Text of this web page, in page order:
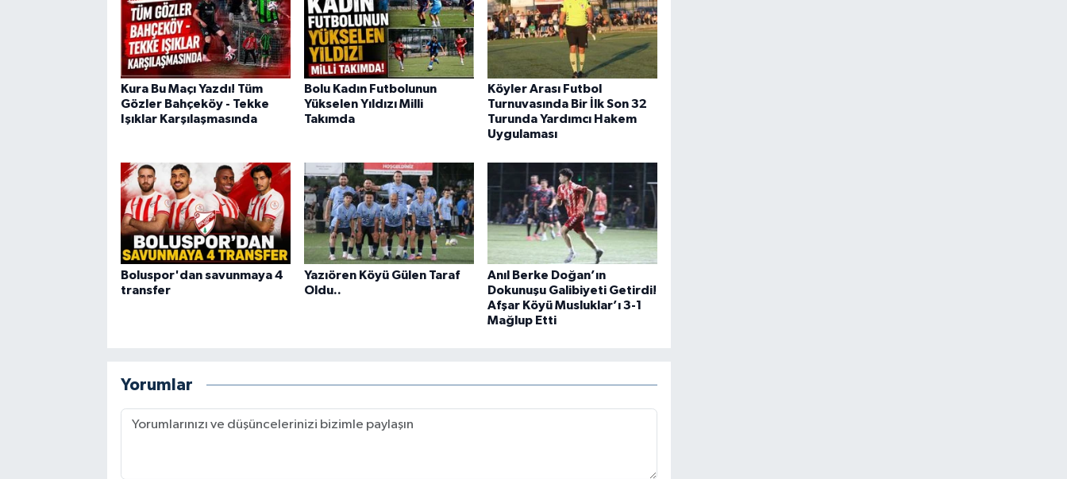
Kura Bu Maçı Yazdı! Tüm
Gözler Bahçeköy - Tekke
Işıklar Karşılaşmasında
Bolu Kadın Futbolunun
Yükselen Yıldızı Milli
Takımda
Köyler Arası Futbol
Turnuvasında Bir İlk Son 32
Turunda Yardımcı Hakem
Uygulaması
Boluspor'dan savunmaya 4
transfer
Yazıören Köyü Gülen Taraf
Oldu..
Anıl Berke Doğan’ın
Dokunuşu Galibiyeti Getirdi!
Afşar Köyü Musluklar’ı 3-1
Mağlup Etti
Yorumlar